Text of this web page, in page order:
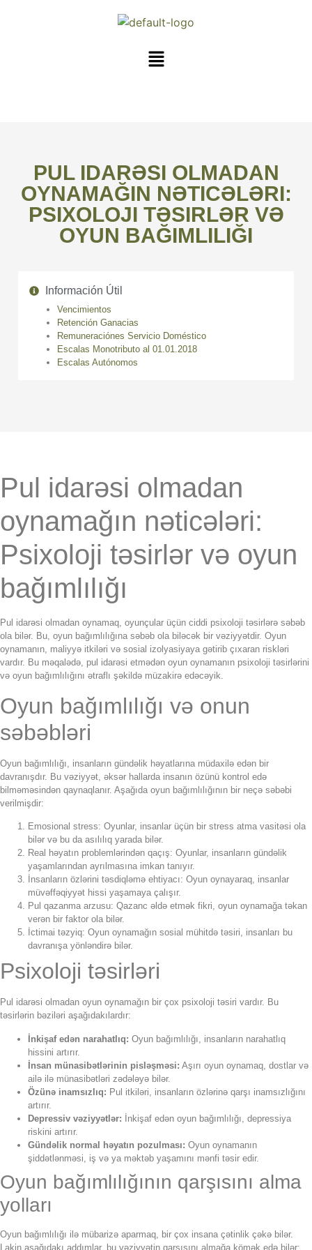
PUL IDARƏSI OLMADAN
OYNAMAĞIN NƏTICƏLƏRI:
PSIXOLOJI TƏSIRLƏR VƏ
OYUN BAĞIMLILIĞI
Información Útil
Vencimientos
Retención Ganacias
Remuneraciónes Servicio Doméstico
Escalas Monotributo al 01.01.2018
Escalas Autónomos
Pul idarəsi olmadan
oynamağın nəticələri:
Psixoloji təsirlər və oyun
bağımlılığı
Pul idarəsi olmadan oynamaq, oyunçular üçün ciddi psixoloji təsirlərə səbəb
ola bilər. Bu, oyun bağımlılığına səbəb ola biləcək bir vəziyyətdir. Oyun
oynamanın, maliyyə itkiləri və sosial izolyasiyaya gətirib çıxaran riskləri
vardır. Bu məqalədə, pul idarəsi etmədən oyun oynamanın psixoloji təsirlərini
və oyun bağımlılığını ətraflı şəkildə müzakirə edəcəyik.
Oyun bağımlılığı və onun
səbəbləri
Oyun bağımlılığı, insanların gündəlik həyatlarına müdaxilə edən bir
davranışdır. Bu vəziyyət, əksər hallarda insanın özünü kontrol edə
bilməməsindən qaynaqlanır. Aşağıda oyun bağımlılığının bir neçə səbəbi
verilmişdir:
Emosional stress: Oyunlar, insanlar üçün bir stress atma vasitəsi ola
bilər və bu da asılılıq yarada bilər.
Real həyatın problemlərindən qaçış: Oyunlar, insanların gündəlik
yaşamlarından ayrılmasına imkan tanıyır.
İnsanların özlərini təsdiqləmə ehtiyacı: Oyun oynayaraq, insanlar
müvəffəqiyyət hissi yaşamaya çalışır.
Pul qazanma arzusu: Qazanc əldə etmək fikri, oyun oynamağa təkan
verən bir faktor ola bilər.
İctimai təzyiq: Oyun oynamağın sosial mühitdə təsiri, insanları bu
davranışa yönləndirə bilər.
Psixoloji təsirləri
Pul idarəsi olmadan oyun oynamağın bir çox psixoloji təsiri vardır. Bu
təsirlərin bəziləri aşağıdakılardır:
İnkişaf edən narahatlıq: Oyun bağımlılığı, insanların narahatlıq
hissini artırır.
İnsan münasibətlərinin pisləşməsi: Aşırı oyun oynamaq, dostlar və
ailə ilə münasibətləri zədələyə bilər.
Özünə inamsızlıq: Pul itkiləri, insanların özlərinə qarşı inamsızlığını
artırır.
Depressiv vəziyyətlər: İnkişaf edən oyun bağımlılığı, depressiya
riskini artırır.
Gündəlik normal həyatın pozulması: Oyun oynamanın
şiddətlənməsi, iş və ya məktəb yaşamını mənfi təsir edir.
Oyun bağımlılığının qarşısını alma
yolları
Oyun bağımlılığı ilə mübarizə aparmaq, bir çox insana çətinlik çəkə bilər.
Lakin aşağıdakı addımlar, bu vəziyyətin qarşısını almağa kömək edə bilər: